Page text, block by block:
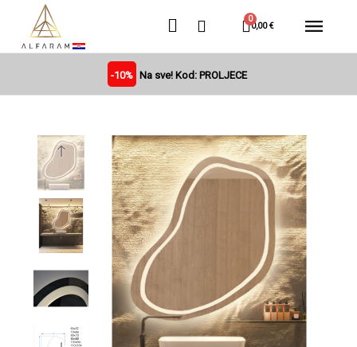
0,00 €
-10% Na sve! Kod: PROLJECE